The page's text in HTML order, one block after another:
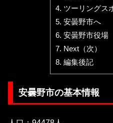
4. ツーリングス
5. 安曇野市へ
6. 安曇野市役場
7. Next（次）
8. 編集後記
安曇野市の基本情報